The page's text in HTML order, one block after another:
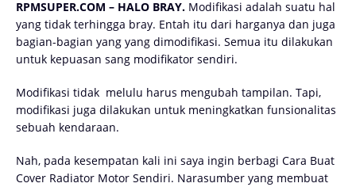
RPMSUPER.COM – HALO BRAY. Modifikasi adalah suatu hal
yang tidak terhingga bray. Entah itu dari harganya dan juga
bagian-bagian yang yang dimodifikasi. Semua itu dilakukan
untuk kepuasan sang modifikator sendiri.
Modifikasi tidak melulu harus mengubah tampilan. Tapi,
modifikasi juga dilakukan untuk meningkatkan funsionalitas
sebuah kendaraan.
Nah, pada kesempatan kali ini saya ingin berbagi Cara Buat
Cover Radiator Motor Sendiri. Narasumber yang membuat